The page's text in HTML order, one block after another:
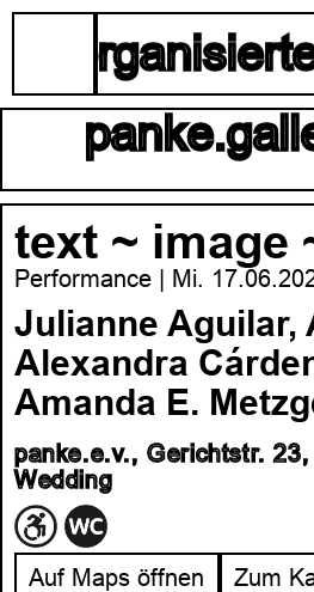
text ~ image
Performance | Mi.
Julianne Aguilar,
Alexandra
Amanda E.
panke.e.v., Gerichtstr.
Wedding
Auf Maps öffnen
Zum